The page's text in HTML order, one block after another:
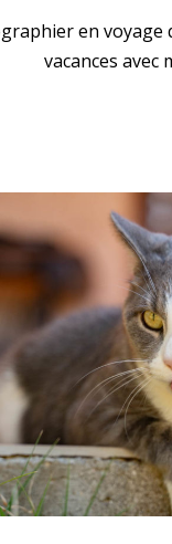
en voyage
vacances avec